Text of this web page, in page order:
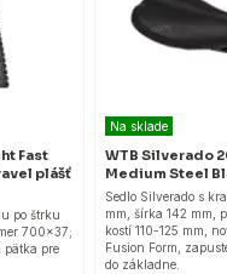
Fast
plášť
po štrku
700x37;
pätka pre
Na sklade
WTB Silverado
Medium Steel
Sedlo Silverado s
mm, šírka 142 mm,
kostí 110-125 mm,
Fusion Form,
do základne.